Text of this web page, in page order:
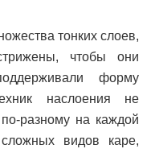
тонких слоев,
чтобы они
форму
наслоения не
разному на каждой
видов каре,